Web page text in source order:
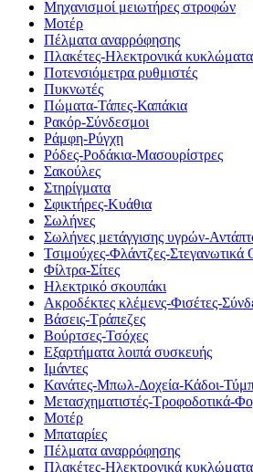
Μηχανισμοί μειωτήρες στροφών
Μοτέρ
Πέλματα αναρρόφησης
Πλακέτες-Ηλεκτρονικά κυκλώματα
Ποτενσιόμετρα ρυθμιστές
Πυκνωτές
Πώματα-Τάπες-Καπάκια
Ρακόρ-Σύνδεσμοι
Ράμφη-Ρύγχη
Ρόδες-Ροδάκια-Μασουρίστρες
Σακούλες
Στηρίγματα
Σφικτήρες-Κυάθια
Σωλήνες
Σωλήνες μετάγγισης υγρών-
Τσιμούχες-Φλάντζες-Στεγανωτικά
Φίλτρα-Σίτες
Ηλεκτρικό σκουπάκι
Ακροδέκτες κλέμενς-Φισέτες-
Βάσεις-Τράπεζες
Βούρτσες-Τσόχες
Εξαρτήματα λοιπά συσκευής
Ιμάντες
Κανάτες-Μπωλ-Δοχεία-Κάδοι-
Μετασχηματιστές-Τροφοδοτικά-
Μοτέρ
Μπαταρίες
Πέλματα αναρρόφησης
Πλακέτες-Ηλεκτρονικά κυκλώματα